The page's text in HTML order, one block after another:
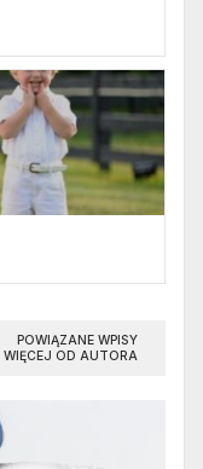
POWIĄZANE WPISY
WIĘCEJ OD AUTORA